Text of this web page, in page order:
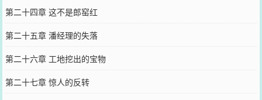
第二十四章 这不是郎窑红
第二十五章 潘经理的失落
第二十六章 工地挖出的宝物
第二十七章 惊人的反转